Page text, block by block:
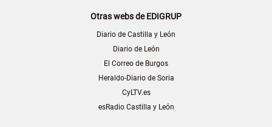
Otras webs de EDIGRUP
Diario de Castilla y León
Diario de León
El Correo de Burgos
Heraldo-Diario de Soria
CyLTV.es
esRadio Castilla y León